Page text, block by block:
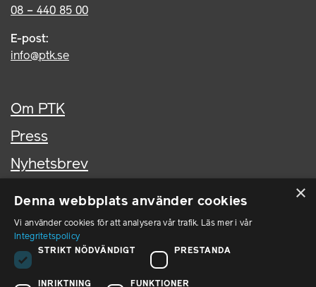
08 – 440 85 00
E-post:
info@ptk.se
Om PTK
Press
Nyhetsbrev
In English
PTK i sociala medier
×
Denna webbplats använder cookies
Vi använder cookies för att analysera vår trafik. Läs mer i vår
Integritetspolicy
STRIKT NÖDVÄNDIGT
PRESTANDA
INRIKTNING FUNKTIONER